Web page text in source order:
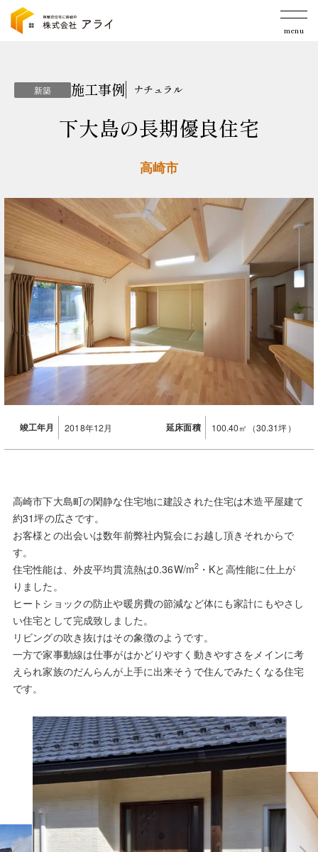
menu
新築 施工事例 ナチュラル
下大島の長期優良住宅
高崎市
竣工年月 2018年12月 延床面積 100.40㎡（30.31坪）
高崎市下大島町の閑静な住宅地に建設された住宅は木造平屋建て
約31坪の広さです。
お客様との出会いは数年前弊社内覧会にお越し頂きそれからで
す。
住宅性能は、外皮平均貫流熱は0.36W/m2 ・Kと高性能に仕上が
りました。
ヒートショックの防止や暖房費の節減など体にも家計にもやさし
い住宅として完成致しました。
リビングの吹き抜けはその象徴のようです。
一方で家事動線は仕事がはかどりやすく動きやすさをメインに考
えられ家族のだんらんが上手に出来そうで住んでみたくなる住宅
です。